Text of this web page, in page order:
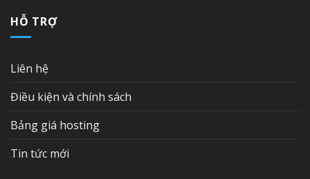
HỖ TRỢ
Liên hệ
Điều kiện và chính sách
Bảng giá hosting
Tin tức mới